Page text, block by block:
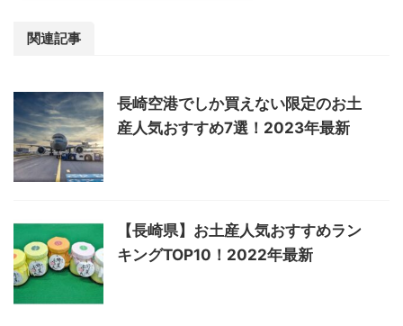
関連記事
長崎空港でしか買えない限定のお土
産人気おすすめ7選！2023年最新
【長崎県】お土産人気おすすめラン
キングTOP10！2022年最新